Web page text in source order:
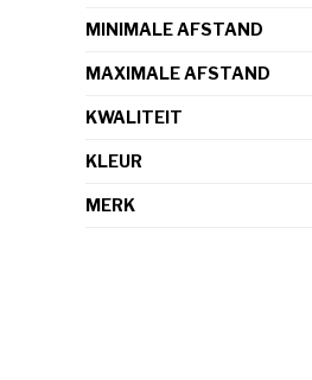
MINIMALE AFSTAND
MAXIMALE AFSTAND
KWALITEIT
KLEUR
MERK